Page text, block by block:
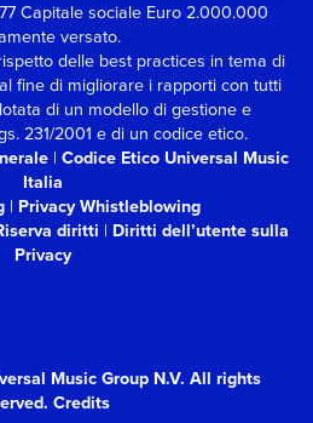
Capitale sociale Euro 2.000.000
versato.
delle best practices in tema di
fine di migliorare i rapporti con tutti
di un modello di gestione e
231/2001 e di un codice etico.
| Codice Etico Universal Music
Italia
| Privacy Whistleblowing
diritti | Diritti dell’utente sulla
Privacy
Music Group N.V. All rights
Credits